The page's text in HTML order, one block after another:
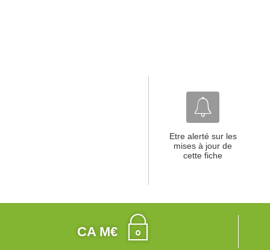
Etre alerté sur les
mises à jour de
cette fiche
CA M€